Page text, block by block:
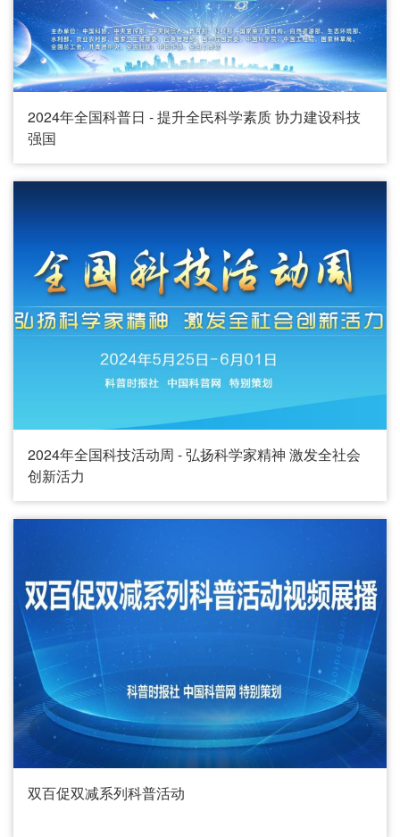
2024年全国科普日 - 提升全民科学素质 协力建设科技
强国
2024年全国科技活动周 - 弘扬科学家精神 激发全社会
创新活力
双百促双减系列科普活动